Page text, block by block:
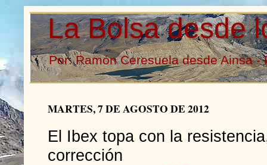
La Bolsa desde
Por: Ramón Ceresuela desde Ainsa -
MARTES, 7 DE AGOSTO DE 2012
El Ibex topa con la
corrección